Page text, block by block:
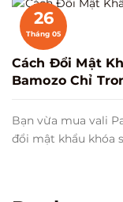
26
Tháng 05
Cách Đổi Mật
Bamozo Chỉ
Bạn vừa mua vali
đổi mật khẩu khóa